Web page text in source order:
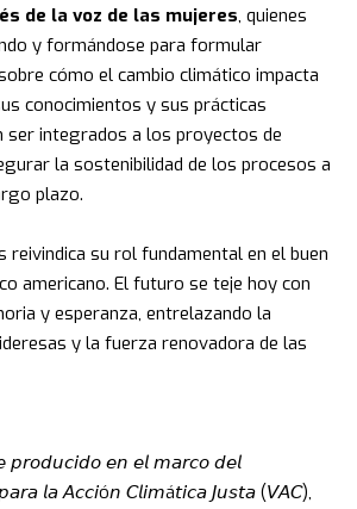
de la voz de las mujeres, quienes
y formándose para formular
cómo el cambio climático impacta
conocimientos y sus prácticas
ser integrados a los proyectos de
la sostenibilidad de los procesos a
plazo.
reivindica su rol fundamental en el buen
americano. El futuro se teje hoy con
y esperanza, entrelazando la
y la fuerza renovadora de las
𝘱𝘳𝘰𝘥𝘶𝘤𝘪𝘥𝘰 𝘦𝘯 𝘦𝘭 𝘮𝘢𝘳𝘤𝘰 𝘥𝘦𝘭
𝘭𝘢 𝘈𝘤𝘤𝘪ó𝘯 𝘊𝘭𝘪𝘮á𝘵𝘪𝘤𝘢 𝘑𝘶𝘴𝘵𝘢 (𝘝𝘈𝘊),